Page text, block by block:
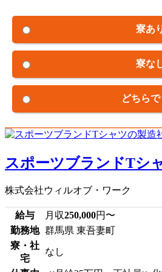
寮あ
寮な
どちら
スポーツブランドTシ
株式会社ウィルオブ・ワーク
給与 月収250,000円〜
勤務地 群馬県 東吾妻町
寮・社
宅
なし